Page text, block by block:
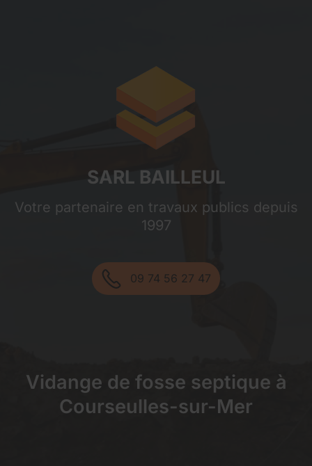
SARL BAILLEUL
Votre partenaire en travaux publics depuis
1997
09 74 56 27 47
Vidange de fosse septique à
Courseulles-sur-Mer